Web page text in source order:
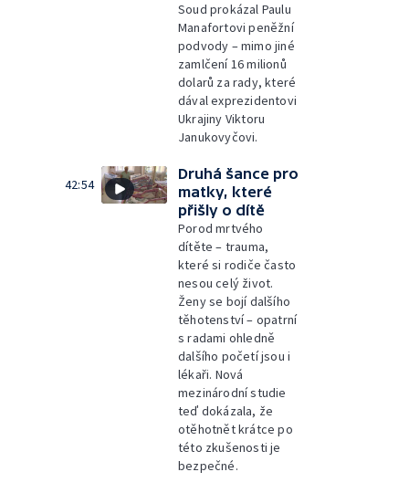
Soud prokázal Paulu
Manafortovi peněžní
podvody – mimo jiné
zamlčení 16 milionů
dolarů za rady, které
dával exprezidentovi
Ukrajiny Viktoru
Janukovyčovi.
42:54
Druhá šance pro
matky, které
přišly o dítě
Porod mrtvého
dítěte – trauma,
které si rodiče často
nesou celý život.
Ženy se bojí dalšího
těhotenství – opatrní
s radami ohledně
dalšího početí jsou i
lékaři. Nová
mezinárodní studie
teď dokázala, že
otěhotnět krátce po
této zkušenosti je
bezpečné.